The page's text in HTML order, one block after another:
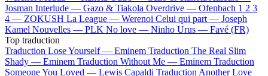
Josman Interlude — Gazo & Tiakola Overdrive — Ofenbach 1 2 3
4 — ZOKUSH La League — Werenoi Celui qui part — Joseph
Kamel Nouvelles — PLK No love — Ninho Urus — Favé (FR)
Top traduction
Traduction Lose Yourself — Eminem Traduction The Real Slim
Shady — Eminem Traduction Without Me — Eminem Traduction
Someone You Loved — Lewis Capaldi Traduction Another Love